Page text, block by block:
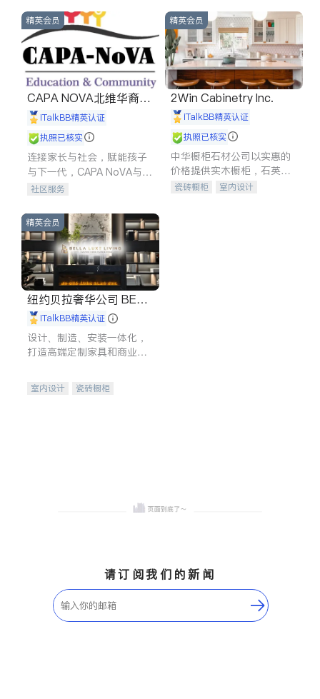
石。
精英会员
CAPA NOVA北维华裔家
长会iTalkBB精英认证
执照已核实
连接家长与社会，赋能孩子
与下一代，CAPA NoVA与您
携手建设包容、公平、充满
社区服务
精英会员
2Win Cabinetry Inc.
iTalkBB精英认证
执照已核实
中华橱柜石材公司以实惠的
价格提供实木橱柜，石英石
台面，多种优质不锈钢水
瓷砖橱柜
室内设计
精英会员
纽约贝拉奢华公司 BELL
A LUXE
iTalkBB精英认证
设计、制造、安装一体化，
打造高端定制家具和商业空
室内设计
瓷砖橱柜
请订阅我们的新闻